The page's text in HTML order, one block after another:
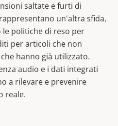
saltate e furti di
un'altra sfida,
politiche di reso per
per articoli che non
hanno già utilizzato.
audio e i dati integrati
a rilevare e prevenire
reale.